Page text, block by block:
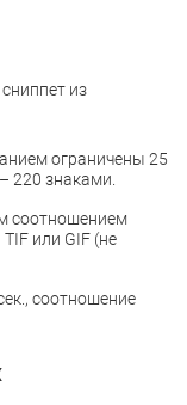
из
ограничены 25
220 знаками.
соотношением
или GIF (не
соотношение